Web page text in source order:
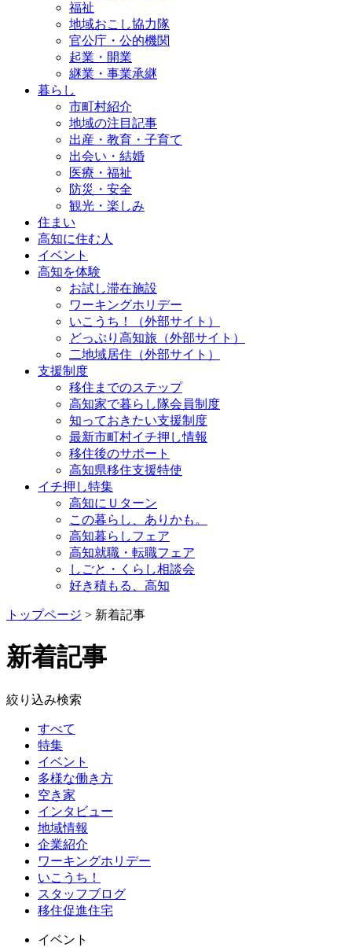
福祉
地域おこし協力隊
官公庁・公的機関
起業・開業
継業・事業承継
暮らし
市町村紹介
地域の注目記事
出産・教育・子育て
出会い・結婚
医療・福祉
防災・安全
観光・楽しみ
住まい
高知に住む人
イベント
高知を体験
お試し滞在施設
ワーキングホリデー
いこうち！（外部サイト）
どっぷり高知旅（外部サイト）
二地域居住（外部サイト）
支援制度
移住までのステップ
高知家で暮らし隊会員制度
知っておきたい支援制度
最新市町村イチ押し情報
移住後のサポート
高知県移住支援特使
イチ押し特集
高知にＵターン
この暮らし、ありかも。
高知暮らしフェア
高知就職・転職フェア
しごと・くらし相談会
好き積もる、高知
トップページ > 新着記事
新着記事
絞り込み検索
すべて
特集
イベント
多様な働き方
空き家
インタビュー
地域情報
企業紹介
ワーキングホリデー
いこうち！
スタッフブログ
移住促進住宅
イベント